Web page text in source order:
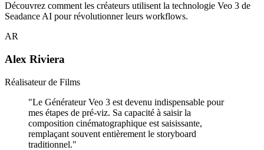
Découvrez comment les créateurs utilisent la technologie Veo 3 de
Seadance AI pour révolutionner leurs workflows.
AR
Alex Riviera
Réalisateur de Films
"Le Générateur Veo 3 est devenu indispensable pour
mes étapes de pré-viz. Sa capacité à saisir la
composition cinématographique est saisissante,
remplaçant souvent entièrement le storyboard
traditionnel."